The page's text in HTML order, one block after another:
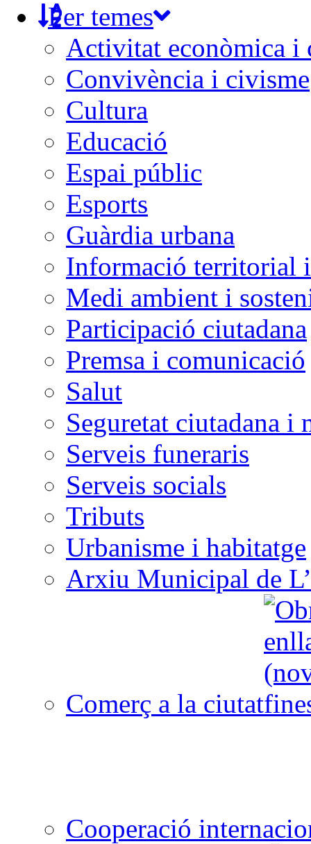
Per temes
Activitat econòmica i
Convivència i civisme
Cultura
Educació
Espai públic
Esports
Guàrdia urbana
Informació territorial
Medi ambient i
Participació ciutadana
Premsa i comunicació
Salut
Seguretat ciutadana i
Serveis funeraris
Serveis socials
Tributs
Urbanisme i habitatge
Arxiu Municipal de
Comerç a la ciutat
Cooperació